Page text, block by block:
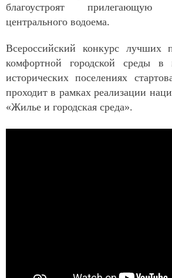
благоустроят
центрального водоема.
Всероссийский конкурс лучших
комфортной городской среды в
исторических поселениях
проходит в рамках реализации
«Жилье и городская среда».